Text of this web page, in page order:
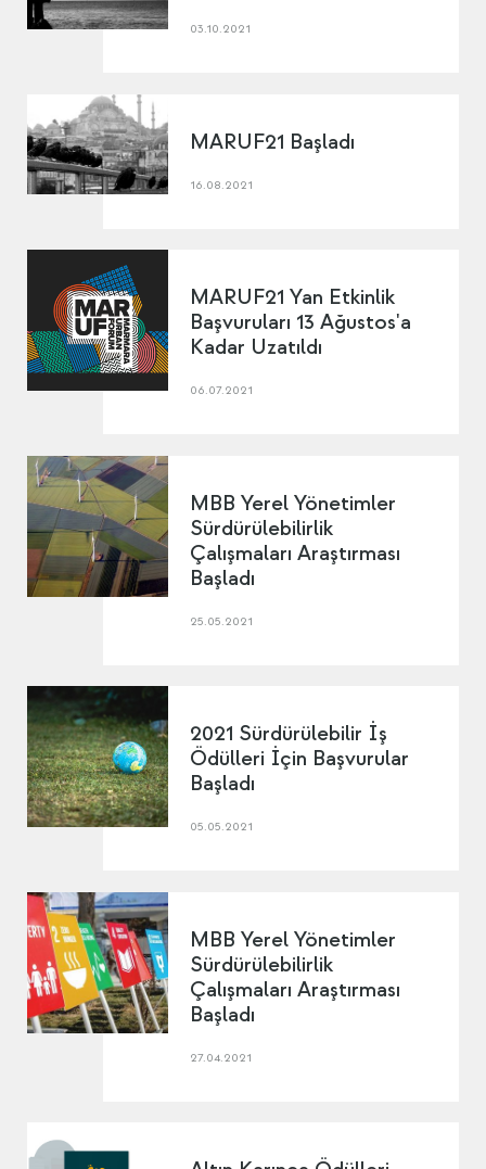
03.10.2021
MARUF21 Başladı
16.08.2021
MARUF21 Yan Etkinlik
Başvuruları 13 Ağustos'a
Kadar Uzatıldı
06.07.2021
MBB Yerel Yönetimler
Sürdürülebilirlik
Çalışmaları Araştırması
Başladı
25.05.2021
2021 Sürdürülebilir İş
Ödülleri İçin Başvurular
Başladı
05.05.2021
MBB Yerel Yönetimler
Sürdürülebilirlik
Çalışmaları Araştırması
Başladı
27.04.2021